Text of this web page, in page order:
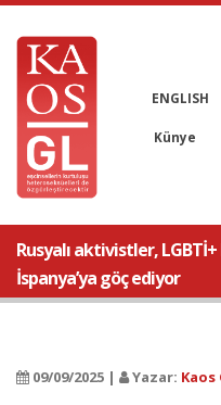
ENGLISH
Künye
Rusyalı aktivistler,
İspanya’ya göç ediyor
09/09/2025 | Yazar: Kaos